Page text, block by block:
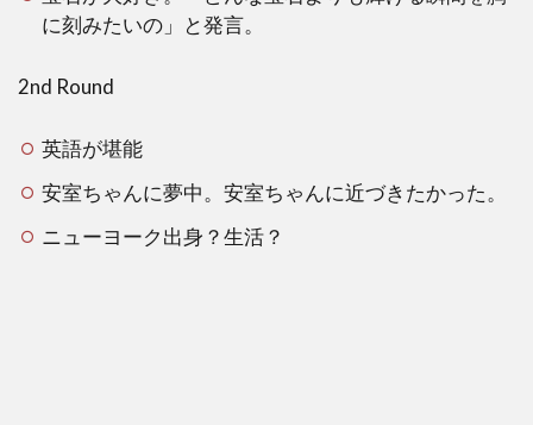
ト
ネッ
の予
想
は？
3
に刻みたいの」と発言。
2nd Round
英語が堪能
安室ちゃんに夢中。安室ちゃんに近づきたかった。
ニューヨーク出身？生活？